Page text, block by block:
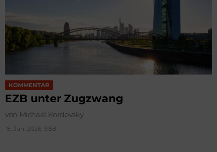
KOMMENTAR
EZB unter Zugzwang
von Michael Kordovsky
18. Juni 2026, 9:58